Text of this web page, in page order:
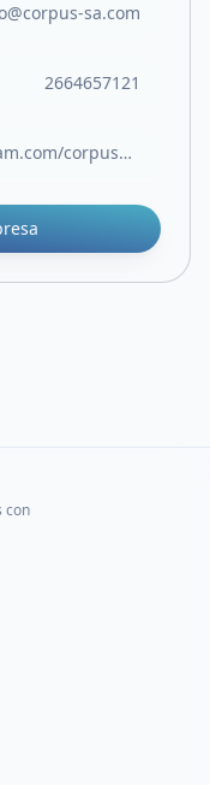
sa.com
2664657121
https://www.instagram.com/corpusmateriales/
con